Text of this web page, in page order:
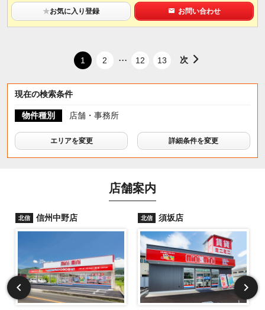
★お気に入り登録 お問い合わせ
1 2 ... 12 13 次
現在の検索条件
物件種別 店舗・事務所
エリアを変更 詳細条件を変更
店舗案内
北信 信州中野店 北信 須坂店